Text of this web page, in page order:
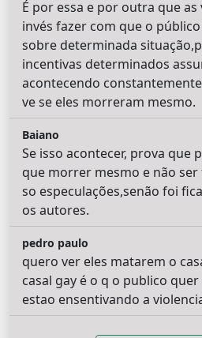
É por essa e por outra que as
invés fazer com que o
sobre determinada
incentivas determinados
acontecendo
ve se eles morreram mesmo.
Baiano
Se isso acontecer, prova que
que morrer mesmo e não ser
so especulações,senão foi
os autores.
pedro paulo
quero ver eles matarem o
casal gay é o q o publico
estao ensentivando a